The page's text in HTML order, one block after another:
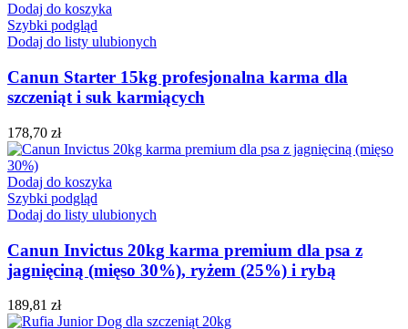
Dodaj do koszyka
Szybki podgląd
Dodaj do listy ulubionych
Canun Starter 15kg profesjonalna karma dla
szczeniąt i suk karmiących
178,70 zł
Dodaj do koszyka
Szybki podgląd
Dodaj do listy ulubionych
Canun Invictus 20kg karma premium dla psa z
jagnięciną (mięso 30%), ryżem (25%) i rybą
189,81 zł